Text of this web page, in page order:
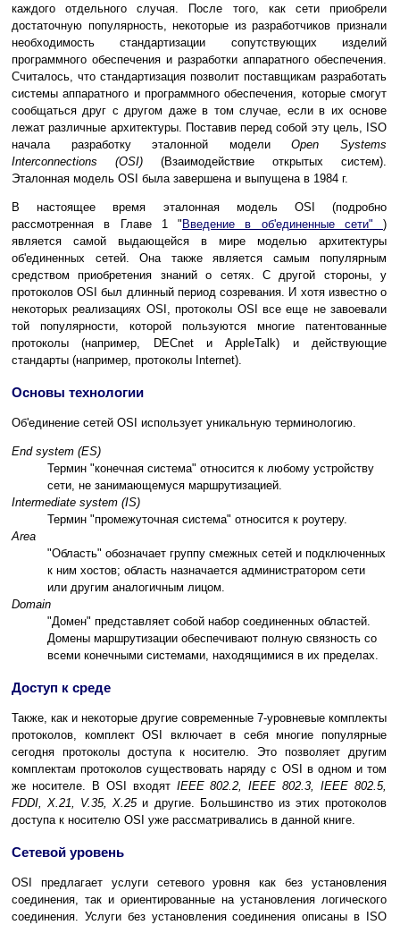
каждого отдельного случая. После того, как сети приобрели
достаточную популярность, некоторые из разработчиков признали
необходимость стандартизации сопутствующих изделий
программного обеспечения и разработки аппаратного обеспечения.
Считалось, что стандартизация позволит поставщикам разработать
системы аппаратного и программного обеспечения, которые смогут
сообщаться друг с другом даже в том случае, если в их основе
лежат различные архитектуры. Поставив перед собой эту цель, ISO
начала разработку эталонной моделиOpen Systems
Interconnections (OSI) (Взаимодействие открытых систем).
Эталонная модель OSI была завершена и выпущена в 1984 г.
В настоящее время эталонная модель OSI (подробно
рассмотренная в Главе 1 " Введение в об'единенные сети" )
является самой выдающейся в мире моделью архитектуры
об'единенных сетей. Она также является самым популярным
средством приобретения знаний о сетях. С другой стороны, у
протоколов OSI был длинный период созревания. И хотя известно о
некоторых реализациях OSI, протоколы OSI все еще не завоевали
той популярности, которой пользуются многие патентованные
протоколы (например, DECnet и АppleTalk) и действующие
стандарты (например, протоколы Internet).
Основы технологии
Об'единение сетей OSI использует уникальную терминологию.
End system (ES)
Термин "конечная система" относится к любому устройству
сети, не занимающемуся маршрутизацией.
Intermediate system (IS)
Термин "промежуточная система" относится к роутеру.
Area
"Область" обозначает группу смежных сетей и подключенных
к ним хостов; область назначается администратором сети
или другим аналогичным лицом.
Domain
"Домен" представляет собой набор соединенных областей.
Домены маршрутизации обеспечивают полную связность со
всеми конечными системами, находящимися в их пределах.
Доступ к среде
Также, как и некоторые другие современные 7-уровневые комплекты
протоколов, комплект OSI включает в себя многие популярные
сегодня протоколы доступа к носителю. Это позволяет другим
комплектам протоколов существовать наряду с OSI в одном и том
же носителе. В OSI входят IEEE 802.2, IEEE 802.3, IEEE 802.5,
FDDI, X.21, V.35, X.25и другие. Большинство из этих протоколов
доступа к носителю OSI уже рассматривались в данной книге.
Сетевой уровень
OSI предлагает услуги сетевого уровня как без установления
соединения, так и ориентированные на установления логического
соединения. Услуги без установления соединения описаны в ISO